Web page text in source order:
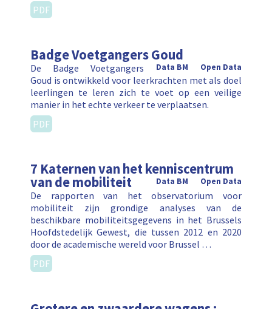
PDF
Badge Voetgangers Goud
Open Data
Data BM
De Badge Voetgangers
Goud is ontwikkeld voor leerkrachten met als doel
leerlingen te leren zich te voet op een veilige
manier in het echte verkeer te verplaatsen.
PDF
7 Katernen van het kenniscentrum
van de mobiliteit Open Data
Data BM
De rapporten van het observatorium voor
mobiliteit zijn grondige analyses van de
beschikbare mobiliteitsgegevens in het Brussels
Hoofdstedelijk Gewest, die tussen 2012 en 2020
door de academische wereld voor Brussel …
PDF